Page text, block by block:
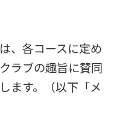
、各コースに定め
ラブの趣旨に賛同
ます。（以下「メ